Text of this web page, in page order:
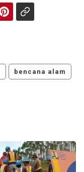
bencana alam